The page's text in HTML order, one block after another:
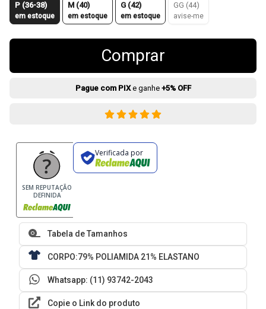
P (36-38)
em estoque
M (40)
em estoque
G (42)
em estoque
GG (44)
avise-me
Comprar
Pague com PIXe ganhe +5% OFF
SEM REPUTAÇÃO
DEFINIDA
Verificada por
Tabela de Tamanhos
CORPO:79% POLIAMIDA 21% ELASTANO
Whatsapp: (11) 93742-2043
Copie o Link do produto